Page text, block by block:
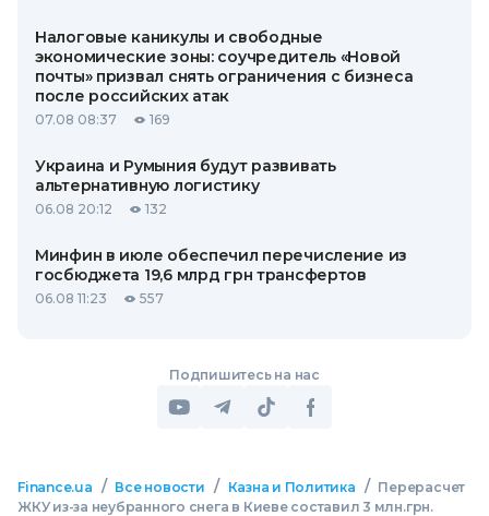
Налоговые каникулы и свободные
экономические зоны: соучредитель «Новой
почты» призвал снять ограничения с бизнеса
после российских атак
07.08 08:37 169
Украина и Румыния будут развивать
альтернативную логистику
06.08 20:12 132
Минфин в июле обеспечил перечисление из
госбюджета 19,6 млрд грн трансфертов
06.08 11:23 557
Подпишитесь на нас
Finance.ua / Все новости / Казна и Политика / Перерасчет
ЖКУ из-за неубранного снега в Киеве составил 3 млн.грн.